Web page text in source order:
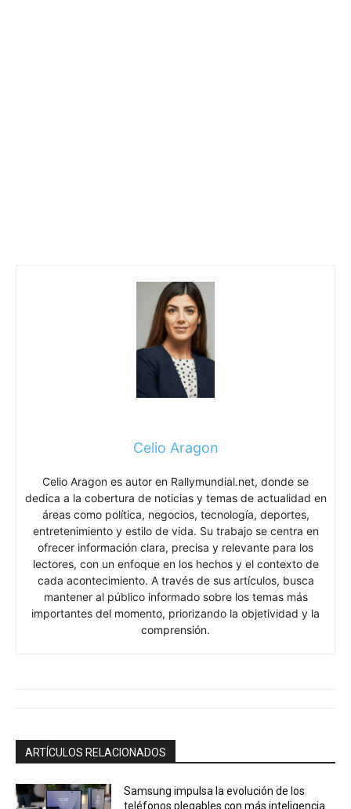
Celio Aragon
Celio Aragon es autor en Rallymundial.net, donde se
dedica a la cobertura de noticias y temas de actualidad en
áreas como política, negocios, tecnología, deportes,
entretenimiento y estilo de vida. Su trabajo se centra en
ofrecer información clara, precisa y relevante para los
lectores, con un enfoque en los hechos y el contexto de
cada acontecimiento. A través de sus artículos, busca
mantener al público informado sobre los temas más
importantes del momento, priorizando la objetividad y la
comprensión.
ARTÍCULOS RELACIONADOS
Samsung impulsa la evolución de los
teléfonos plegables con más inteligencia